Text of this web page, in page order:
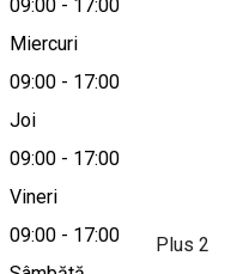
09:00 - 17:00
Miercuri
09:00 - 17:00
Joi
09:00 - 17:00
Vineri
09:00 - 17:00
Despre
Farmacia Kamilla Plus 2